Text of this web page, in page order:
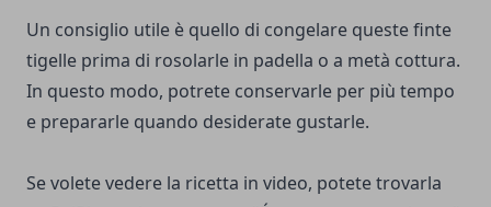
Un consiglio utile è quello di congelare queste finte
tigelle prima di rosolarle in padella o a metà cottura.
In questo modo, potrete conservarle per più tempo
e prepararle quando desiderate gustarle.
Se volete vedere la ricetta in video, potete trovarla